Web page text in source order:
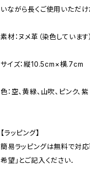
いながら長くご使用いただけ
素材：ヌメ革（染色していま
サイズ：縦10.5cm×横.7cm
色：空、黄緑、山吹、ピンク、紫
【ラッピング】
簡易ラッピングは無料で対応
希望」とご記入ください．